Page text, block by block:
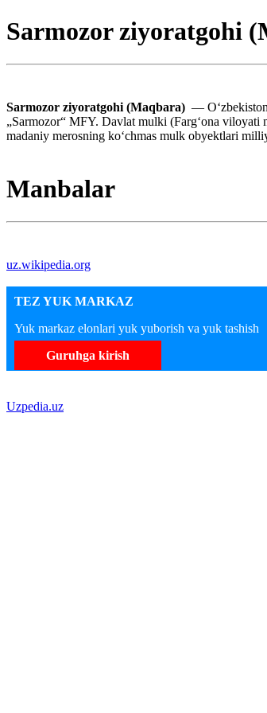
Sarmozor ziyoratgohi
Sarmozor ziyoratgohi (Maqbara) —
„Sarmozor“ MFY. Davlat mulki (Fargʻona viloyati
madaniy merosning koʻchmas mulk obyektlari
Manbalar
uz.wikipedia.org
TEZ YUK MARKAZ
Yuk markaz elonlari yuk yuborish va yuk tashish
Guruhga kirish
Uzpedia.uz